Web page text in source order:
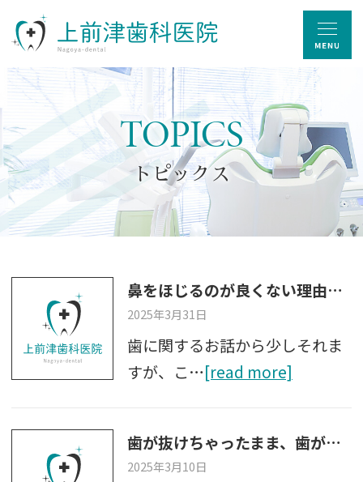
TOPICS
トピックス
鼻をほじるのが良くない理由？！
2025年3月31日
歯に関するお話から少しそれま
すが、こ…[read more]
歯が抜けちゃったまま、歯がグラグラしたまま放置するリスクとは？
2025年3月10日